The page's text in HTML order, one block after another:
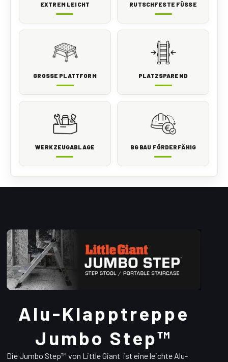
EXTREM LEICHT RUTSCHFESTE FÜSSE
GROSSE PLATTFORM PLATZSPAREND
WERKZEUGABLAGE BG BAU FÖRDERFÄHIG
Alu-Klapptreppe
Jumbo Step™
Die Jumbo Step™ von Little Giant ist eine leichte Alu-